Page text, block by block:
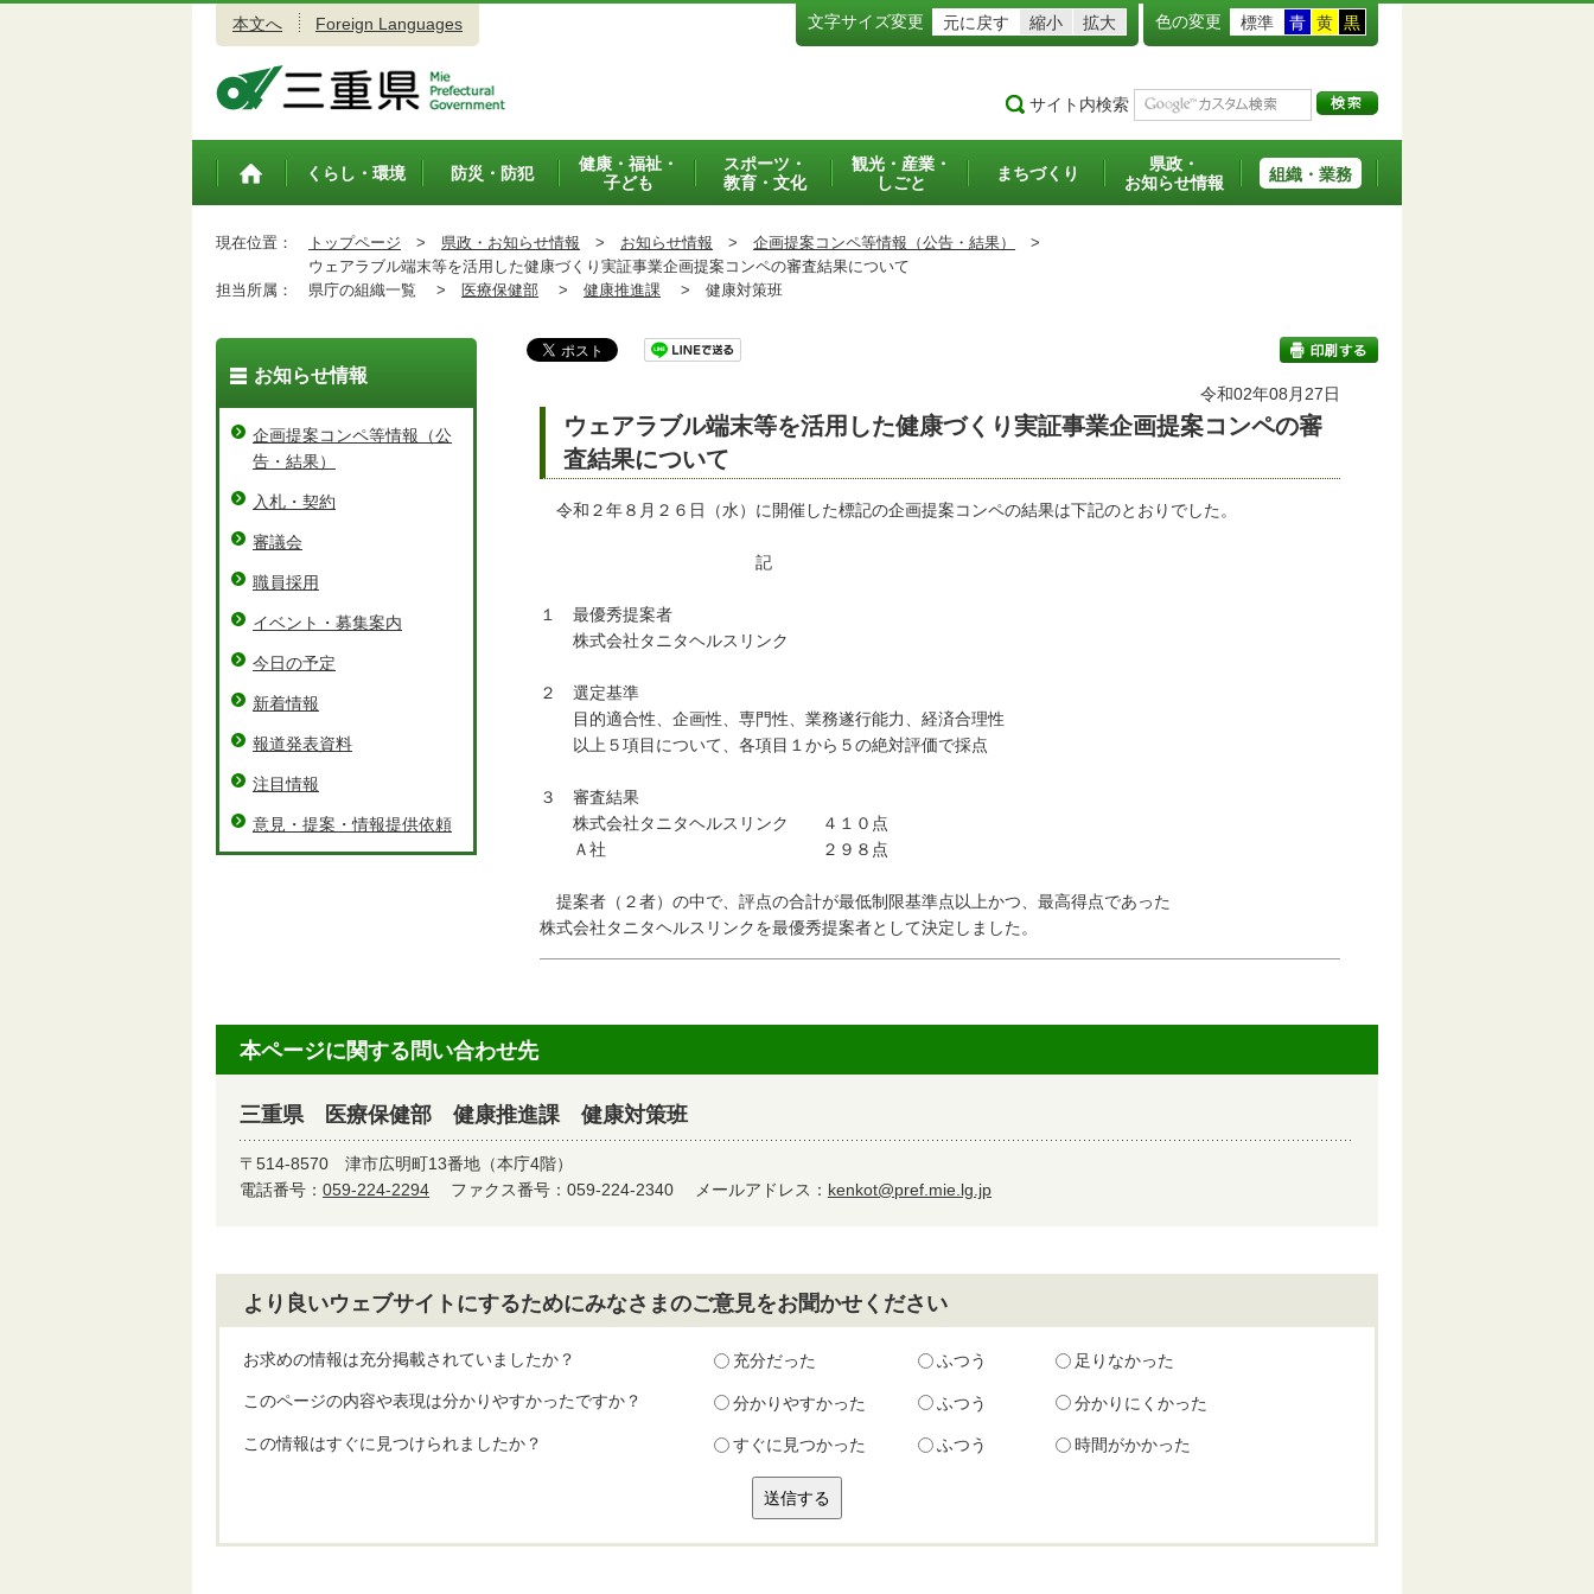
本文へ Foreign Languages 文字サイズ変更 元に戻す 縮小 拡大 色の変更 標準 青 黄 黒
サイト内検索
トップペ
くらし・環境 防災・防犯
健康・福祉・
子ども
スポーツ・
教育・文化
観光・産業・
しごと
まちづくり
県政・
お知らせ情報
組織・業務
現在位置： トップページ > 県政・お知らせ情報 > お知らせ情報 > 企画提案コンペ等情報（公告・結果）
>
ウェアラブル端末等を活用した健康づくり実証事業企画提案コンペの審査結果について
担当所属：
県庁の組織一覧 > 医療保健部 > 健康推進課 > 健康対策班
令和02年08月27日
ウェアラブル端末等を活用した健康づくり実証事業企画提案コンペの審
査結果について
令和２年８月２６日（水）に開催した標記の企画提案コンペの結果は下記のとおりでした。
記
１ 最優秀提案者
株式会社タニタヘルスリンク
２ 選定基準
目的適合性、企画性、専門性、業務遂行能力、経済合理性
以上５項目について、各項目１から５の絶対評価で採点
３ 審査結果
株式会社タニタヘルスリンク ４１０点
Ａ社 ２９８点
提案者（２者）の中で、評点の合計が最低制限基準点以上かつ、最高得点であった
株式会社タニタヘルスリンクを最優秀提案者として決定しました。
お知らせ情報
企画提案コンペ等情報（公
告・結果）
入札・契約
審議会
職員採用
イベント・募集案内
今日の予定
新着情報
報道発表資料
注目情報
意見・提案・情報提供依頼
本ページに関する問い合わせ先
三重県 医療保健部 健康推進課 健康対策班
〒514-8570 津市広明町13番地（本庁4階）
電話番号： 059-224-2294 ファクス番号：059-224-2340 メールアドレス： kenkot@pref.mie.lg.jp
より良いウェブサイトにするためにみなさまのご意見をお聞かせください
お求めの情報は充分掲載されていましたか？ 充分だった ふつう 足りなかった
このページの内容や表現は分かりやすかったですか？ 分かりやすかった ふつう 分かりにくかった
この情報はすぐに見つけられましたか？ すぐに見つかった ふつう 時間がかかった